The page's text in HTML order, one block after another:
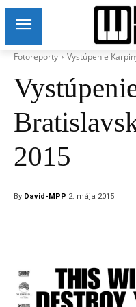
Fotoreporty Vystúpenie
2015
By David-MPP 2. mája 2015